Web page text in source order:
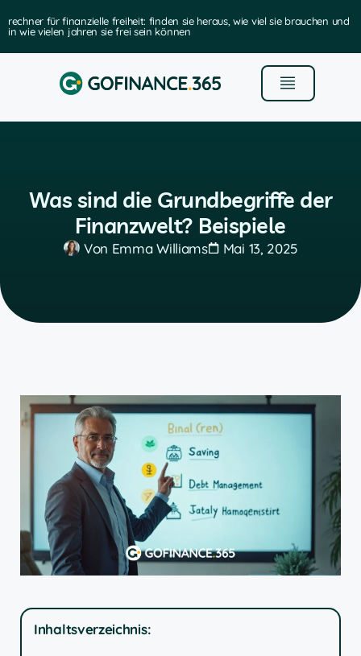
rechner für finanzielle freiheit: finden sie heraus, wie viel sie brauchen und
in wie vielen jahren sie frei sein können
Was sind die Grundbegriffe der
Finanzwelt? Beispiele
Von Emma Williams Mai 13, 2025
Inhaltsverzeichnis: